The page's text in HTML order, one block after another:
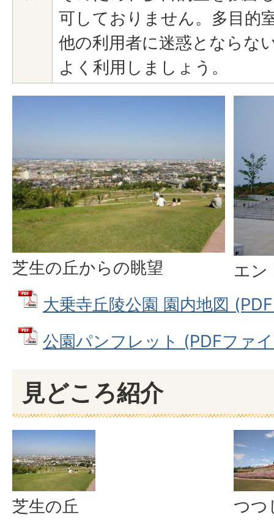
可しておりません。多目的
他の利用者に迷惑とならな
よく利用しましょう。
芝生の丘からの眺望
エン
大乗寺丘陵公園 園内地図
公園パンフレット (PDFファ
見どころ紹介
芝生の丘 つつ